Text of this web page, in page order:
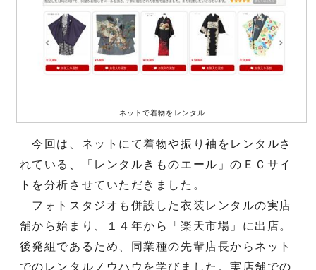
ネットで着物をレンタル
今回は、ネットにて着物や振り袖をレンタルさ
れている、「レンタルきものエール」のＥＣサイ
トを分析させていただきました。
フォトスタジオも併設した衣装レンタルの実店
舗から始まり、１４年から「楽天市場」に出店。
後発組であるため、同業種の先輩店長からネット
でのレンタルノウハウを学びました。実店舗での